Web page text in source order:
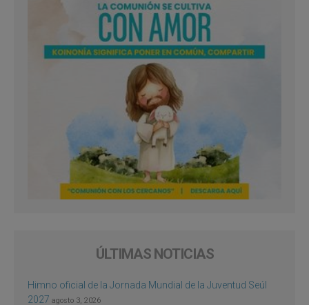
ÚLTIMAS NOTICIAS
Himno oficial de la Jornada Mundial de la Juventud Seúl
2027 agosto 3, 2026